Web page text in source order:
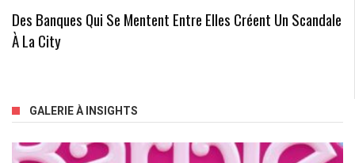
Des Banques Qui Se Mentent Entre Elles Créent Un Scandale
À La City
GALERIE À INSIGHTS